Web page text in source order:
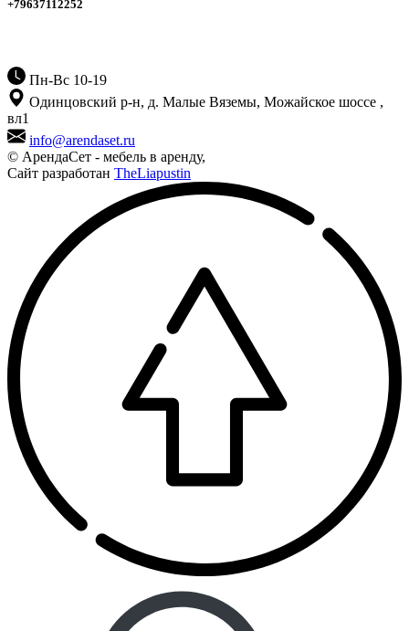
+79637112252
Пн-Вс 10-19
Одинцовский р-н, д. Малые Вяземы, Можайское шоссе ,
вл1
info@arendaset.ru
© АрендаСет - мебель в аренду,
Сайт разработан TheLiapustin